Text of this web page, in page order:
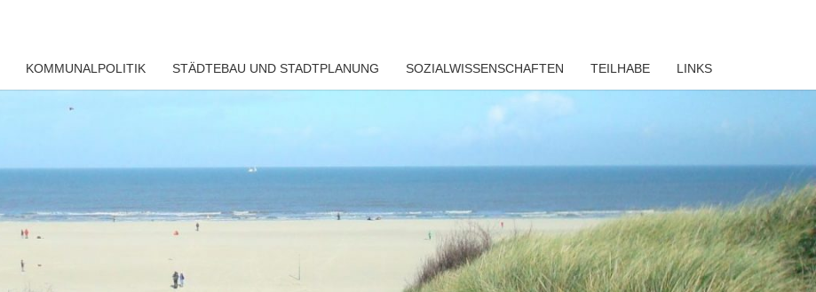
KOMMUNALPOLITIK STÄDTEBAU UND STADTPLANUNG SOZIALWISSENSCHAFTEN TEILHABE LINKS